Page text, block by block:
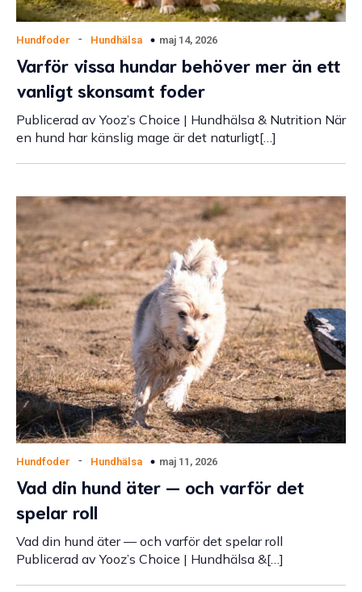
Hundfoder - Hundhälsa maj 14, 2026
Varför vissa hundar behöver mer än ett
vanligt skonsamt foder
Publicerad av Yooz’s Choice | Hundhälsa & Nutrition När
en hund har känslig mage är det naturligt[…]
Hundfoder - Hundhälsa maj 11, 2026
Vad din hund äter — och varför det
spelar roll
Vad din hund äter — och varför det spelar roll
Publicerad av Yooz’s Choice | Hundhälsa &[…]